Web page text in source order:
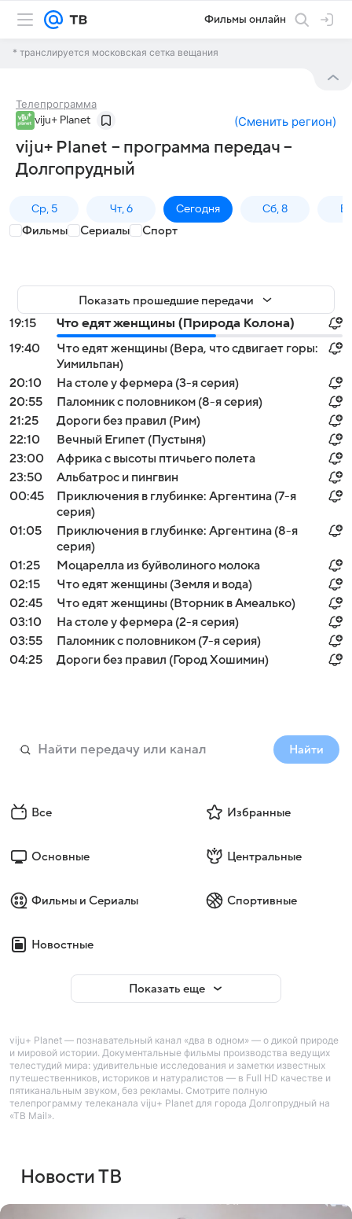
Фильмы онлайн
* транслируется московская сетка вещания
Телепрограмма
viju+ Planet (Сменить регион)
viju+ Planet – программа передач –
Долгопрудный
Ср, 5 Чт, 6 Сегодня Сб, 8
Фильмы Сериалы Спорт
Показать прошедшие передачи
19:15
Что едят женщины (Природа Колона)
19:40
Что едят женщины (Вера, что сдвигает горы:
Уимильпан)
20:10
На столе у фермера (3-я серия)
20:55
Паломник с половником (8-я серия)
21:25
Дороги без правил (Рим)
22:10
Вечный Египет (Пустыня)
23:00
Африка с высоты птичьего полета
23:50
Альбатрос и пингвин
00:45
Приключения в глубинке: Аргентина (7-я
серия)
01:05
Приключения в глубинке: Аргентина (8-я
серия)
01:25
Моцарелла из буйволиного молока
02:15
Что едят женщины (Земля и вода)
02:45
Что едят женщины (Вторник в Амеалько)
03:10
На столе у фермера (2-я серия)
03:55
Паломник с половником (7-я серия)
04:25
Дороги без правил (Город Хошимин)
Найти
Все Избранные
Основные Центральные
Фильмы и Сериалы Спортивные
Новостные
Показать еще
viju+ Planet — познавательный канал «два в одном» — о дикой природе
и мировой истории. Документальные фильмы производства ведущих
телестудий мира: удивительные исследования и заметки известных
путешественников, историков и натуралистов — в Full HD качестве и
пятиканальным звуком, без рекламы. Смотрите полную
телепрограмму телеканала viju+ Planet для города Долгопрудный на
«ТВ Mail».
Новости ТВ